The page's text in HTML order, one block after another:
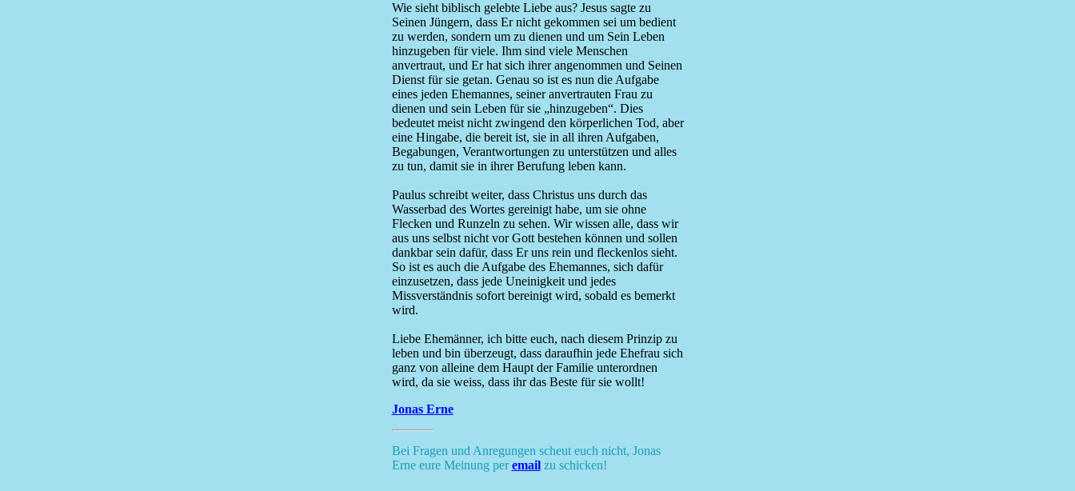
Wie sieht biblisch gelebte Liebe aus? Jesus sagte zu
Seinen Jüngern, dass Er nicht gekommen sei um bedient
zu werden, sondern um zu dienen und um Sein Leben
hinzugeben für viele. Ihm sind viele Menschen
anvertraut, und Er hat sich ihrer angenommen und Seinen
Dienst für sie getan. Genau so ist es nun die Aufgabe
eines jeden Ehemannes, seiner anvertrauten Frau zu
dienen und sein Leben für sie „hinzugeben“. Dies
bedeutet meist nicht zwingend den körperlichen Tod, aber
eine Hingabe, die bereit ist, sie in all ihren Aufgaben,
Begabungen, Verantwortungen zu unterstützen und alles
zu tun, damit sie in ihrer Berufung leben kann.
Paulus schreibt weiter, dass Christus uns durch das
Wasserbad des Wortes gereinigt habe, um sie ohne
Flecken und Runzeln zu sehen. Wir wissen alle, dass wir
aus uns selbst nicht vor Gott bestehen können und sollen
dankbar sein dafür, dass Er uns rein und fleckenlos sieht.
So ist es auch die Aufgabe des Ehemannes, sich dafür
einzusetzen, dass jede Uneinigkeit und jedes
Missverständnis sofort bereinigt wird, sobald es bemerkt
wird.
Liebe Ehemänner, ich bitte euch, nach diesem Prinzip zu
leben und bin überzeugt, dass daraufhin jede Ehefrau sich
ganz von alleine dem Haupt der Familie unterordnen
wird, da sie weiss, dass ihr das Beste für sie wollt!
Jonas Erne
Bei Fragen und Anregungen scheut euch nicht, Jonas
Erne eure Meinung peremailzu schicken!